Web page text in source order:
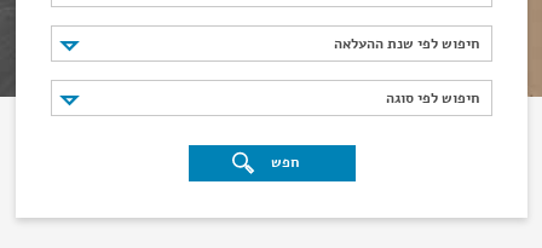
חיפוש לפי שנת ההעלאה
חיפוש לפי שנת ההעלאה
חיפוש לפי סוגה
חיפוש לפי סוגה
חפש